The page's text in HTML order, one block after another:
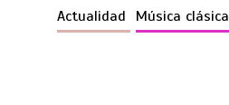
Actualidad Música clásica